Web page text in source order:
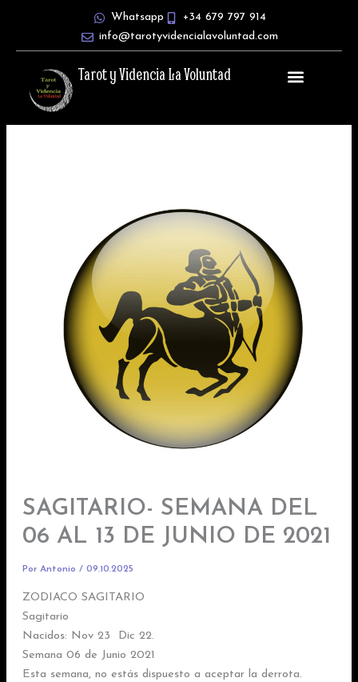
Whatsapp
+34 679 797 914
info@tarotyvidencialavoluntad.com
Tarot y Videncia La Voluntad
SAGITARIO- SEMANA DEL
06 AL 13 DE JUNIO DE 2021
Por Antonio / 09.10.2025
ZODIACO SAGITARIO
Sagitario
Nacidos: Nov 23  Dic 22.
Semana 06 de Junio 2021
Esta semana, no estás dispuesto a aceptar la derrota.